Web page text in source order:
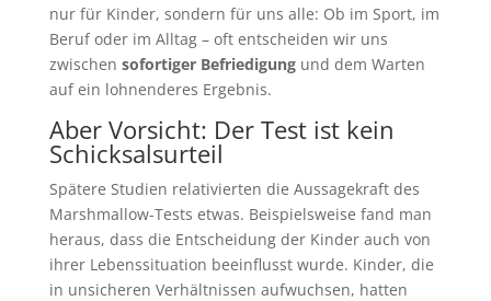
nur für Kinder, sondern für uns alle: Ob im Sport, im
Beruf oder im Alltag – oft entscheiden wir uns
zwischen sofortiger Befriedigungund dem Warten
auf ein lohnenderes Ergebnis.
Aber Vorsicht: Der Test ist kein
Schicksalsurteil
Spätere Studien relativierten die Aussagekraft des
Marshmallow-Tests etwas. Beispielsweise fand man
heraus, dass die Entscheidung der Kinder auch von
ihrer Lebenssituation beeinflusst wurde. Kinder, die
in unsicheren Verhältnissen aufwuchsen, hatten